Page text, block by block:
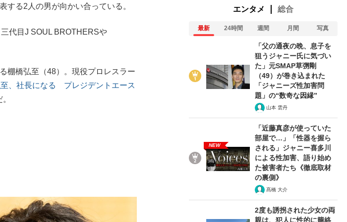
っと見る
る2人の男が向かい合っている。
代目J SOUL BROTHERSや
棚橋弘至（48）。現役プロレスラー
、社長になる プレジデントエース
エンタメ 総合
最新 24時間 週間 月間 写真
「父の通夜の晩、息子を
狙うジャニー氏に気づい
た」元SMAP草彅剛
（49）が巻き込まれた
「ジャニーズ性加害問
題」の“数奇な因縁”
山本 雲丹
NEW
「近藤真彦が使っていた
部屋で…」「性器を握ら
される」ジャニー喜多川
による性加害、語り始め
た被害者たち《徹底取材
の裏側》
髙橋 大介
2度も誘拐された少女の両
親は、犯人に性的に籠絡